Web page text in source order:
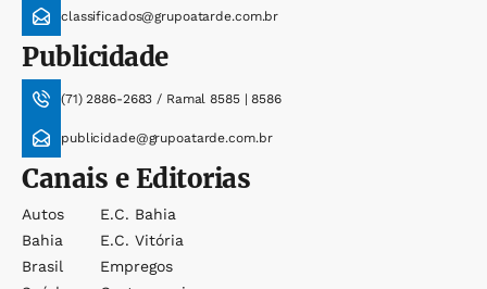
classificados@grupoatarde.com.br
Publicidade
(71) 2886-2683 / Ramal 8585 | 8586
publicidade@grupoatarde.com.br
Canais e Editorias
Autos
Bahia
Brasil
E.c. Bahia
E.c. Vitória
Empregos